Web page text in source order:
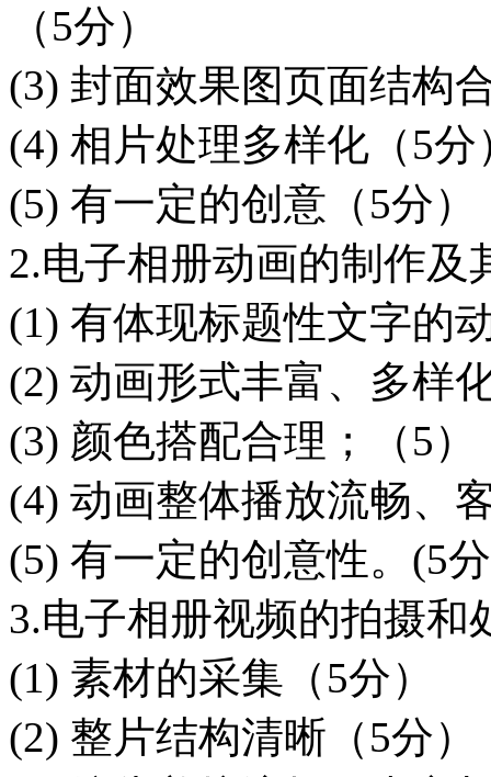
（5分）
(3) 封面效果图页面结构
(4) 相片处理多样化（5分
(5) 有一定的创意（5分）
2.电子相册动画的制作及
(1) 有体现标题性文字的
(2) 动画形式丰富、多样
(3) 颜色搭配合理；（5）
(4) 动画整体播放流畅、
(5) 有一定的创意性。(5
3.电子相册视频的拍摄和
(1) 素材的采集（5分）
(2) 整片结构清晰（5分）